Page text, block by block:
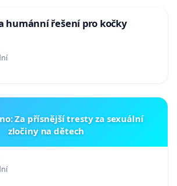
humánní řešení pro kočky
Za přísnější tresty za sexuální
zločiny na dětech